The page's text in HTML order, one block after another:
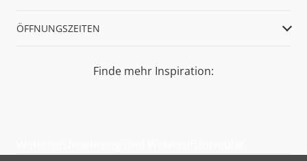
ÖFFNUNGSZEITEN
Finde mehr Inspiration: